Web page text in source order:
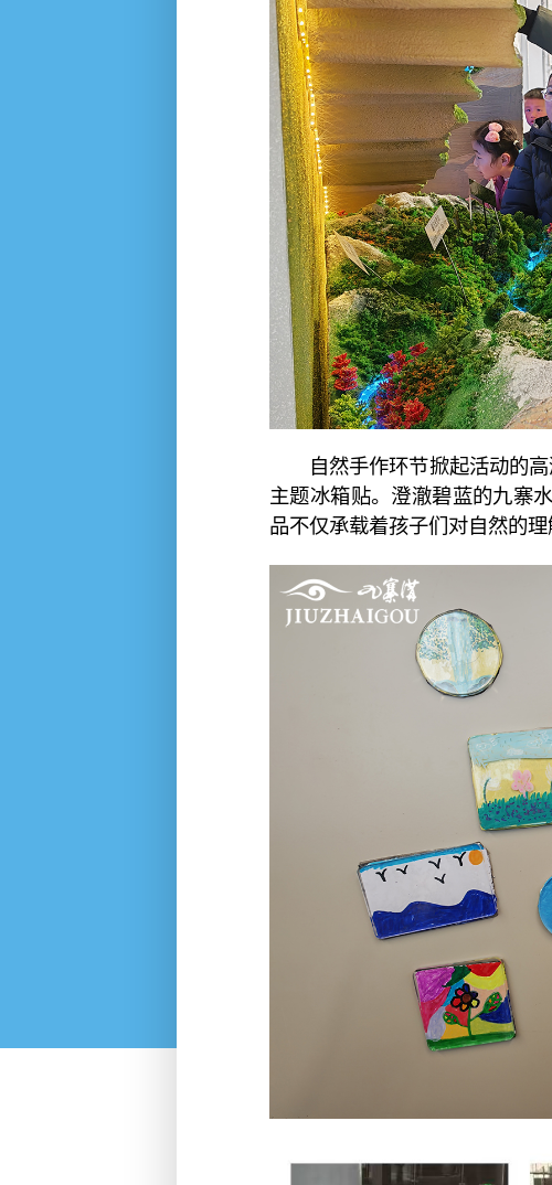
自然手作环节掀起活动的
主题冰箱贴。澄澈碧蓝的九寨
品不仅承载着孩子们对自然的